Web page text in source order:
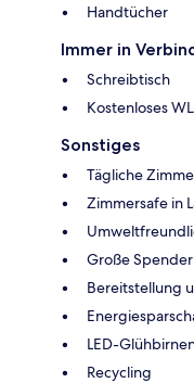
Handtücher
Immer in
Schreibtisch
Kostenloses
Sonstiges
Tägliche
Zimmersafe in
Große
Bereitstellung
LED-
Recycling